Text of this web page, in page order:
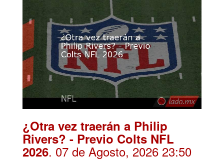
¿Otra vez traerán a Philip
Rivers? - Previo Colts NFL
2026. 07 de Agosto, 2026 23:50